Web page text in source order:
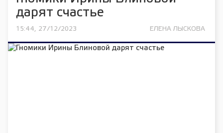
дарят счастье
15:44, 27/12/2023 ЕЛЕНА ЛЫСКОВА